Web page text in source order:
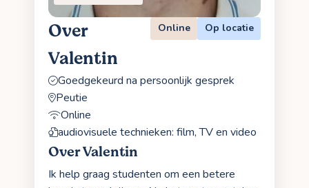
Over
Valentin
Online Op locatie
Goedgekeurd na persoonlijk gesprek
Peutie
Online
audiovisuele technieken: film, TV en video
Over Valentin
Ik help graag studenten om een betere